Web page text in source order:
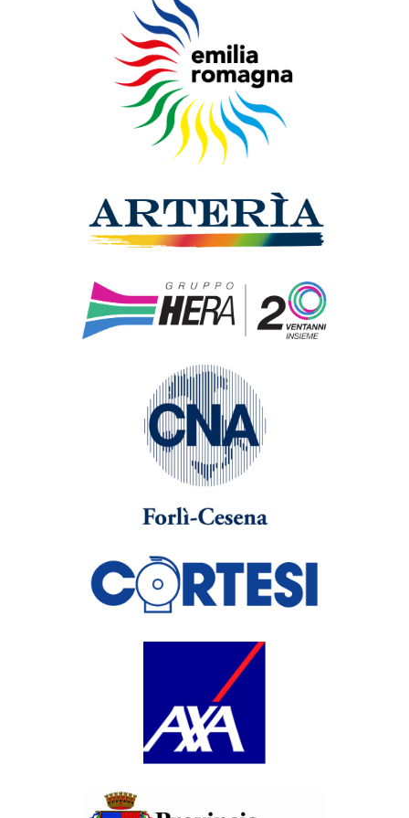
Giovanni Segantini
L’angelo della
Giovanni Segantini -
1894, olio su tela. Milano,
Galleria d’Arte Moderna